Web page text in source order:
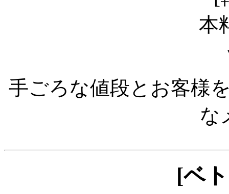
手ごろな値段とお客様
な
[ベ